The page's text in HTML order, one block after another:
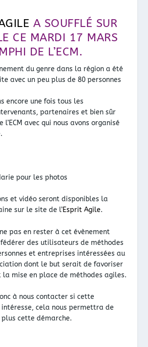
A SOUFFLÉ SUR
CE MARDI 17 MARS
DE L’ECM.
du genre dans la région a été
avec un peu plus de 80 personnes
encore une fois tous les
partenaires et bien sûr
avec qui nous avons organisé
pour les photos
et vidéo seront disponibles la
sur le site de l’Esprit Agile.
pas en rester à cet évènement
des utilisateurs de méthodes
et entreprises intéressées au
dont le but serait de favoriser
la mise en place de méthodes agiles.
à nous contacter si cette
intéresse, cela nous permettra de
plus cette démarche.